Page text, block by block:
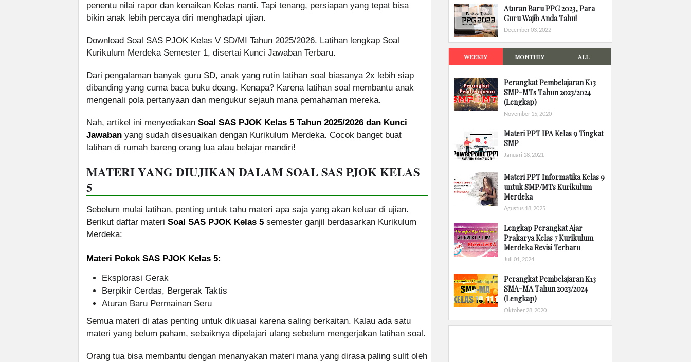
penentu nilai rapor dan kenaikan Kelas nanti. Tapi tenang, persiapan yang tepat bisa
bikin anak lebih percaya diri menghadapi ujian.
Download Soal SAS PJOK Kelas V SD/MI Tahun 2025/2026. Latihan lengkap Soal
Kurikulum Merdeka Semester 1, disertai Kunci Jawaban Terbaru.
Dari pengalaman banyak guru SD, anak yang rutin latihan soal biasanya 2x lebih siap
dibanding yang cuma baca buku doang. Kenapa? Karena latihan soal membantu anak
mengenali pola pertanyaan dan mengukur sejauh mana pemahaman mereka.
Nah, artikel ini menyediakan Soal SAS PJOK Kelas 5 Tahun 2025/2026 dan Kunci
Jawaban yang sudah disesuaikan dengan Kurikulum Merdeka. Cocok banget buat
latihan di rumah bareng orang tua atau belajar mandiri!
MATERI YANG DIUJIKAN DALAM SOAL SAS PJOK KELAS
5
Sebelum mulai latihan, penting untuk tahu materi apa saja yang akan keluar di ujian.
Berikut daftar materi Soal SAS PJOK Kelas 5 semester ganjil berdasarkan Kurikulum
Merdeka:
Materi Pokok SAS PJOK Kelas 5:
Eksplorasi Gerak
Berpikir Cerdas, Bergerak Taktis
Aturan Baru Permainan Seru
Semua materi di atas penting untuk dikuasai karena saling berkaitan. Kalau ada satu
materi yang belum paham, sebaiknya dipelajari ulang sebelum mengerjakan latihan soal.
Orang tua bisa membantu dengan menanyakan materi mana yang dirasa paling sulit oleh
Aturan Baru PPG 2023, Para
Guru Wajib Anda Tahu!
December 03, 2022
WEEKLY MONTHLY ALL
Perangkat Pembelajaran K13
SMP-MTs Tahun 2023/2024
(Lengkap)
November 15, 2020
Materi PPT IPA Kelas 9 Tingkat
SMP
Januari 18, 2021
Materi PPT Informatika Kelas 9
untuk SMP/MTs Kurikulum
Merdeka
Agustus 18, 2025
Lengkap Perangkat Ajar
Prakarya Kelas 7 Kurikulum
Merdeka Revisi Terbaru
Juli 01, 2024
Perangkat Pembelajaran K13
SMA-MA Tahun 2023/2024
(Lengkap)
Oktober 28, 2020